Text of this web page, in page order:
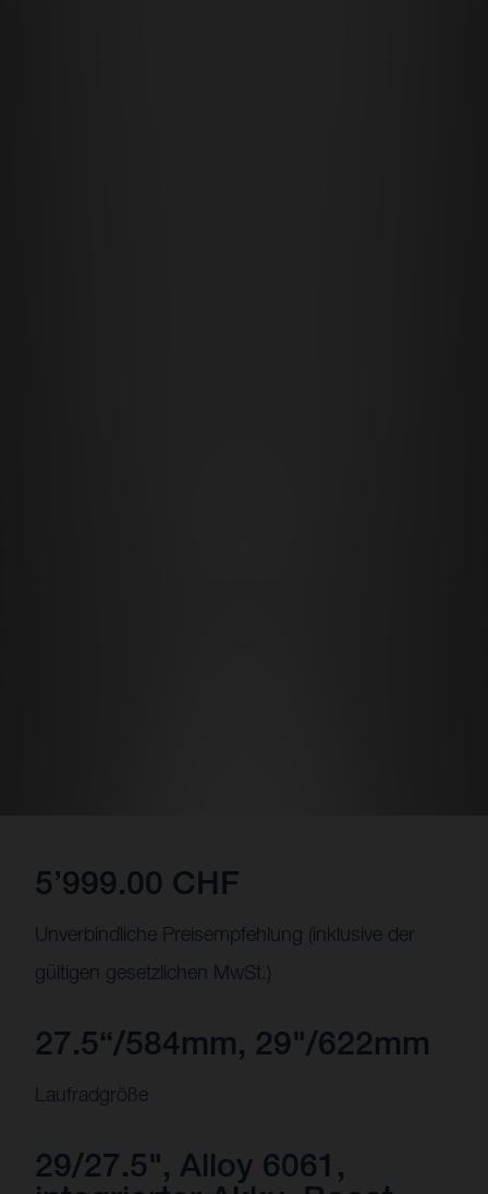
5’999.00 CHF
Unverbindliche Preisempfehlung (inklusive der
gültigen gesetzlichen MwSt.)
27.5“/584mm, 29"/622mm
Laufradgröße
29/27.5", Alloy 6061,